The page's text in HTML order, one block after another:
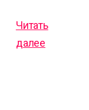
Читать
далее